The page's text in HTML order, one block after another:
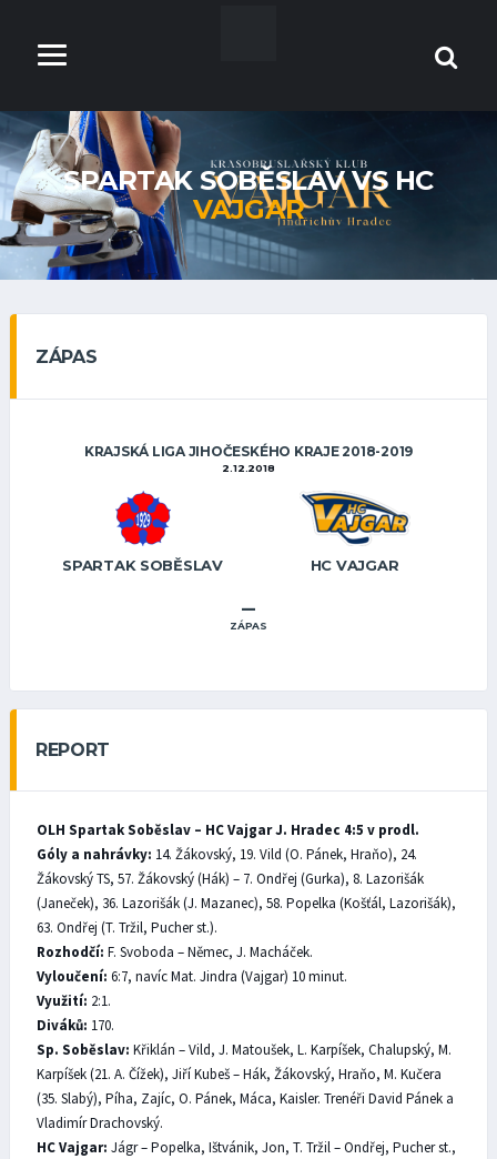
SPARTAK SOBĚSLAV VS HC
VAJGAR
ZÁPAS
KRAJSKÁ LIGA JIHOČESKÉHO KRAJE 2018-2019
2.12.2018
SPARTAK SOBĚSLAV HC VAJGAR
–
ZÁPAS
REPORT
OLH Spartak Soběslav – HC Vajgar J. Hradec 4:5 v prodl.
Góly a nahrávky: 14. Žákovský, 19. Vild (O. Pánek, Hraňo), 24.
Žákovský TS, 57. Žákovský (Hák) – 7. Ondřej (Gurka), 8. Lazorišák
(Janeček), 36. Lazorišák (J. Mazanec), 58. Popelka (Košťál, Lazorišák),
63. Ondřej (T. Tržil, Pucher st.).
Rozhodčí: F. Svoboda – Němec, J. Macháček.
Vyloučení: 6:7, navíc Mat. Jindra (Vajgar) 10 minut.
Využití: 2:1.
Diváků: 170.
Sp. Soběslav: Křiklán – Vild, J. Matoušek, L. Karpíšek, Chalupský, M.
Karpíšek (21. A. Čížek), Jiří Kubeš – Hák, Žákovský, Hraňo, M. Kučera
(35. Slabý), Píha, Zajíc, O. Pánek, Máca, Kaisler. Trenéři David Pánek a
Vladimír Drachovský.
HC Vajgar: Jágr – Popelka, Ištvánik, Jon, T. Tržil – Ondřej, Pucher st.,